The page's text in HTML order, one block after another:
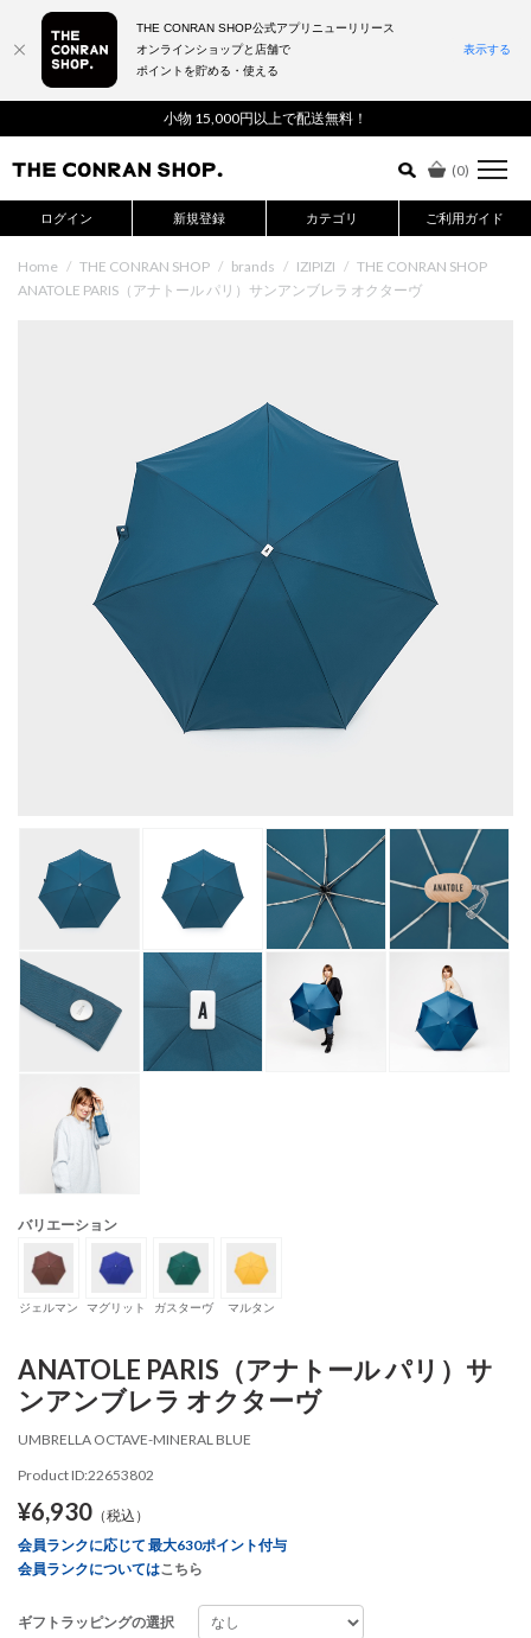
小物 15,000円以上で配送無料！
(0)
ログイン 新規登録 カテゴリ ご利用ガイド
詳細検索はこちら
Home / THE CONRAN SHOP / brands / IZIPIZI / THE CONRAN SHOP
ANATOLE PARIS（アナトール パリ）サンアンブレラ オクターヴ
バリエーション
ジェルマン マグリット ガスターヴ マルタン
ANATOLE PARIS（アナトール パリ）サ
ンアンブレラ オクターヴ
UMBRELLA OCTAVE-MINERAL BLUE
Product ID:22653802
¥6,930 （税込）
会員ランクに応じて 最大630ポイント付与
会員ランクについてはこちら
ギフトラッピングの選択
THE CONRAN SHOP公式アプリニューリリース
オンラインショップと店舗で
ポイントを貯める・使える
表示する